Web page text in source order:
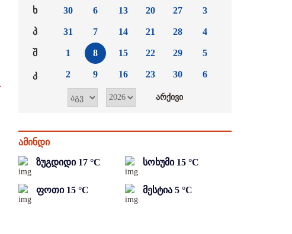
ხ
პ
შ
კ
30
31
1
2
6
7
8
9
13
14
15
16
20
21
22
23
27
28
29
30
3
4
5
6
ამინდი
ზუგდიდი 17 °C სოხუმი 15 °C
ფოთი 15 °C მესტია 5 °C